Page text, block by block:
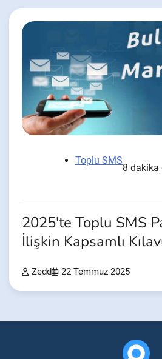
Toplu SMS
8 dakika
2025'te Toplu SMS
İlişkin Kapsamlı
Zedd 22 Temmuz 2025